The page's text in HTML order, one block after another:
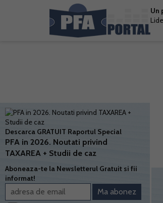
Un
Descarca GRATUIT Raportul Special
PFA in 2026. Noutati privind
TAXAREA + Studii de caz
Aboneaza-te la Newsletterul Gratuit si fii
informat!